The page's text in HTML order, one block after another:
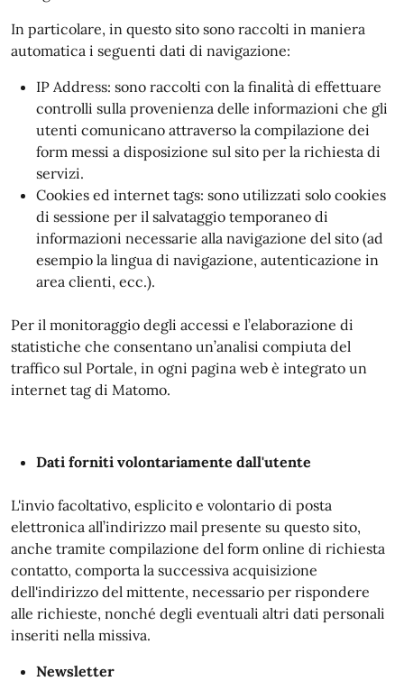
In particolare, in questo sito sono raccolti in maniera
automatica i seguenti dati di navigazione:
IP Address: sono raccolti con la finalità di effettuare
controlli sulla provenienza delle informazioni che gli
utenti comunicano attraverso la compilazione dei
form messi a disposizione sul sito per la richiesta di
servizi.
Cookies ed internet tags: sono utilizzati solo cookies
di sessione per il salvataggio temporaneo di
informazioni necessarie alla navigazione del sito (ad
esempio la lingua di navigazione, autenticazione in
area clienti, ecc.).
Per il monitoraggio degli accessi e l’elaborazione di
statistiche che consentano un’analisi compiuta del
traffico sul Portale, in ogni pagina web è integrato un
internet tag di Matomo.
Dati forniti volontariamente dall'utente
L'invio facoltativo, esplicito e volontario di posta
elettronica all’indirizzo mail presente su questo sito,
anche tramite compilazione del form online di richiesta
contatto, comporta la successiva acquisizione
dell'indirizzo del mittente, necessario per rispondere
alle richieste, nonché degli eventuali altri dati personali
inseriti nella missiva.
Newsletter